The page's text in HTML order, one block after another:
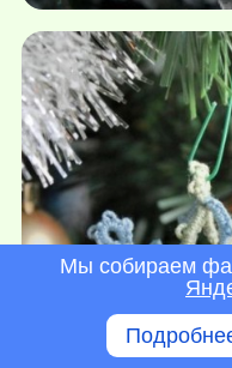
Мы собираем